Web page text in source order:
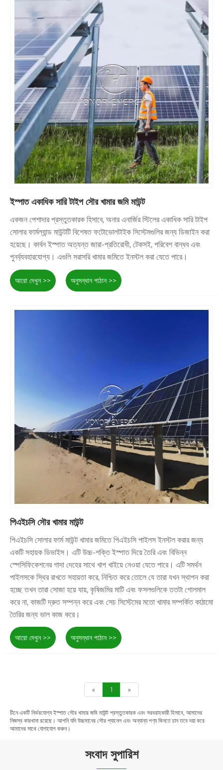
ইস্পাত একাধিক সারি টাইপ সৌর খামার জমি মাউন্ট
একজন পেশাদার প্রস্তুতকারক হিসাবে, অনার এনার্জির স্টিলের একাধিক সারি টাইপ
সোলার ফার্মল্যান্ড মাউন্টটি বিশেষত ফটোভোলটাইক সিস্টেমগুলির জন্য ডিজাইন করা
হয়েছে। কার্বন ইস্পাত অত্যন্ত জারা-প্রতিরোধী, টেকসই, পরিবেশ বান্ধব এবং
পুনর্ব্যবহারযোগ্য। এগুলি সরাসরি খামার জমিতে ইনস্টল করা যেতে পারে।
আরো দেখুন >> অনুসন্ধান পাঠান >>
পিএইচসি সৌর খামার মাউন্ট
পিএইচসি সোলার ফার্ম মাউন্ট খামার জমিতে পিএইচসি পাইলস ইনস্টল করার জন্য
একটি সহায়ক ডিভাইস। এটি উচ্চ-শক্তি ইস্পাত দিয়ে তৈরি এবং বিভিন্ন
স্পেসিফিকেশনের গাদা দেহের সাথে খাপ খাইয়ে নেওয়া যেতে পারে। এটি সমর্থন
পাইলসকে স্থির রাখতে সহায়তা করে, নিশ্চিত করে তোলে যে তারা যখন স্থাপন করা
হচ্ছে তখন তারা সোজা হয়ে যায়, কৃষিজমির মাটি এবং ফসলগুলিকে ততটা গোলমাল
করে না, কাজটি দ্রুত সম্পন্ন করে এবং সেচ সিস্টেমের মতো খামার সম্পর্কিত কাঠামো
তৈরির জন্য ভাল কাজ করে।
আরো দেখুন >> অনুসন্ধান পাঠান >>
« 1 »
চীনে একটি নির্ভরযোগ্য ইস্পাত সৌর খামার জমি মাউন্ট প্রস্তুতকারক এবং সরবরাহকারী হিসাবে, আমাদের
নিজস্ব কারখানা রয়েছে। আপনি যদি উচ্চমানের সৌর প্যানেল এবং অন্যান্য পণ্য কিনতে চান তবে দয়া করে
আমাদের সাথে যোগাযোগ করুন।
সংবাদ সুপারিশ